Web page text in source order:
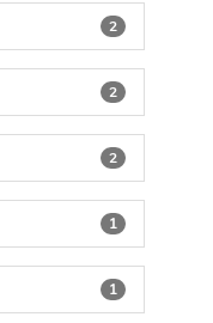
2
2
2
1
1